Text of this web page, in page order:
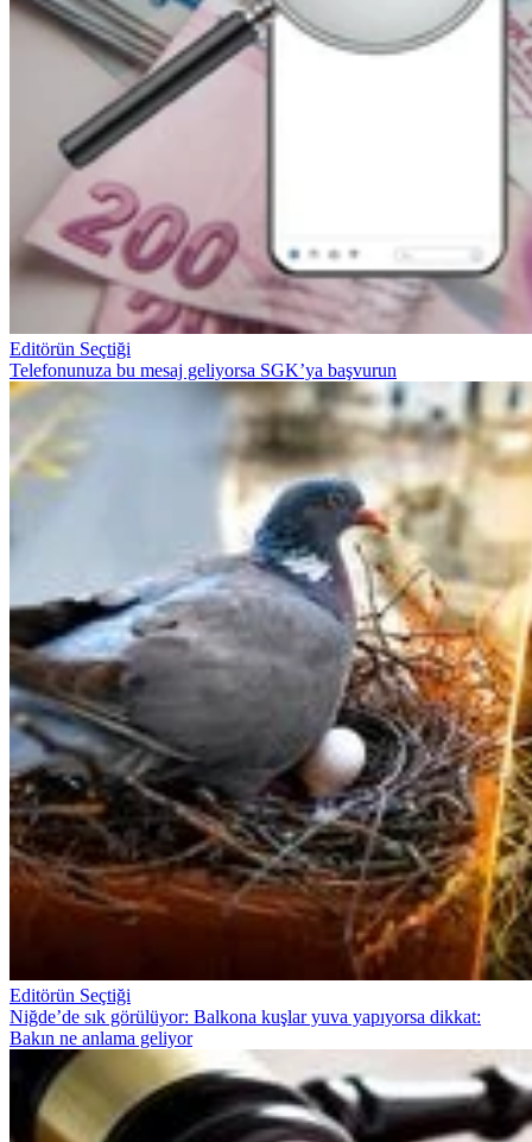
Editörün Seçtiği
Telefonunuza bu mesaj geliyorsa SGK’ya başvurun
Editörün Seçtiği
Niğde’de sık görülüyor: Balkona kuşlar yuva yapıyorsa dikkat:
Bakın ne anlama geliyor